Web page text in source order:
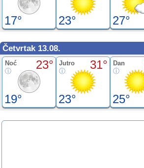
17° 23° 27°
Četvrtak 13.08.
Noć 23°
19°
Jutro 31°
23°
Dan
25°